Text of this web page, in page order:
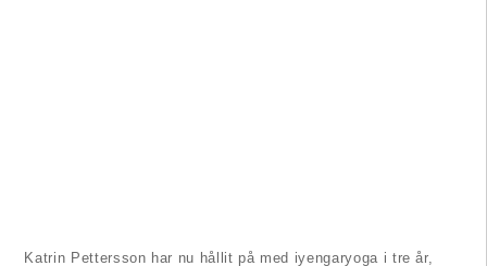
Katrin Pettersson har nu hållit på med iyengar­yoga i tre år,